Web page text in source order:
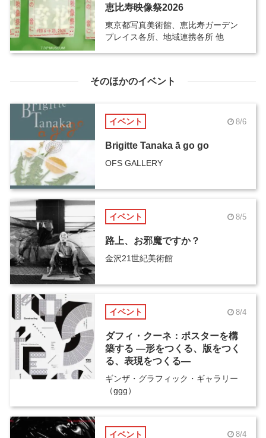
恵比寿映像祭2026
東京都写真美術館、恵比寿ガーデン
プレイス各所、地域連携各所 他
そのほかのイベント
イベント 8/6
Brigitte Tanaka ā go go
OFS GALLERY
イベント 8/5
路上、お邪魔ですか？
金沢21世紀美術館
イベント 8/4
ダフィ・クーネ：ポスターを構
築する ―形をつくる、版をつく
る、表現をつくる―
ギンザ・グラフィック・ギャラリー
（ggg）
イベント 8/4